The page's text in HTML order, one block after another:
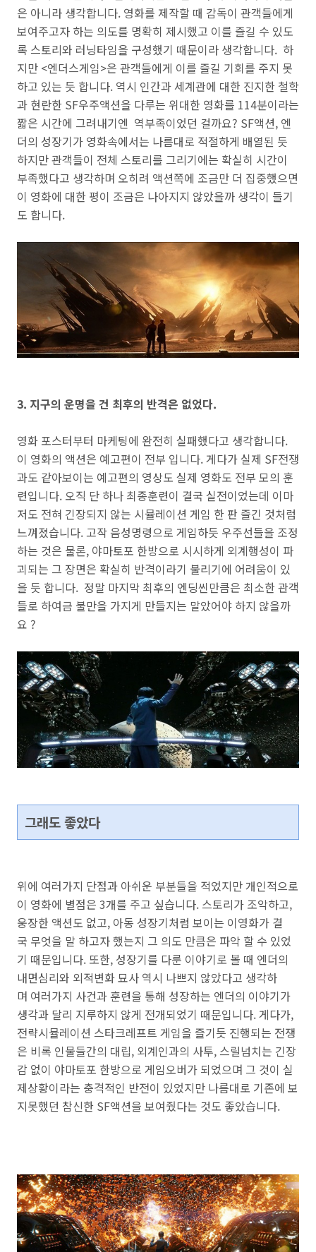
은 아니라 생각합니다. 영화를 제작할 때 감독이 관객들에게
보여주고자 하는 의도를 명확히 제시했고 이를 즐길 수 있도
록 스토리와 러닝타임을 구성했기 때문이라 생각합니다. 하
지만 <엔더스게임>은 관객들에게 이를 즐길 기회를 주지 못
하고 있는 듯 합니다. 역시 인간과 세계관에 대한 진지한 철학
과 현란한 SF우주액션을 다루는 위대한 영화를 114분이라는
짧은 시간에 그려내기엔 역부족이었던 걸까요? SF액션, 엔
더의 성장기가 영화속에서는 나름대로 적절하게 배열된 듯
하지만 관객들이 전체 스토리를 그리기에는 확실히 시간이
부족했다고 생각하며 오히려 액션쪽에 조금만 더 집중했으면
이 영화에 대한 평이 조금은 나아지지 않았을까 생각이 들기
도 합니다.
3. 지구의 운명을 건 최후의 반격은 없었다.
영화 포스터부터 마케팅에 완전히 실패했다고 생각합니다.
이 영화의 액션은 예고편이 전부 입니다. 게다가 실제 SF전쟁
과도 같아보이는 예고편의 영상도 실제 영화도 전부 모의 훈
련입니다. 오직 단 하나 최종훈련이 결국 실전이었는데 이마
저도 전혀 긴장되지 않는 시뮬레이션 게임 한 판 즐긴 것처럼
느껴졌습니다. 고작 음성명령으로 게임하듯 우주선들을 조정
하는 것은 물론, 야마토포 한방으로 시시하게 외계행성이 파
괴되는 그 장면은 확실히 반격이라기 불리기에 어려움이 있
을 듯 합니다. 정말 마지막 최후의 엔딩씬만큼은 최소한 관객
들로 하여금 불만을 가지게 만들지는 말았어야 하지 않을까
요 ?
그래도 좋았다
위에 여러가지 단점과 아쉬운 부분들을 적었지만 개인적으로
이 영화에 별점은 3개를 주고 싶습니다. 스토리가 조악하고,
웅장한 액션도 없고, 아동 성장기처럼 보이는 이영화가 결
국 무엇을 말 하고자 했는지 그 의도 만큼은 파악 할 수 있었
기 때문입니다. 또한, 성장기를 다룬 이야기로 볼 때 엔더의
내면심리와 외적변화 묘사 역시 나쁘지 않았다고 생각하
며 여러가지 사건과 훈련을 통해 성장하는 엔더의 이야기가
생각과 달리 지루하지 않게 전개되었기 때문입니다. 게다가,
전략시뮬레이션 스타크레프트 게임을 즐기듯 진행되는 전쟁
은 비록 인물들간의 대립, 외계인과의 사투, 스릴넘치는 긴장
감 없이 야마토포 한방으로 게임오버가 되었으며 그 것이 실
제상황이라는 충격적인 반전이 있었지만 나름대로 기존에 보
지못했던 참신한 SF액션을 보여줬다는 것도 좋았습니다.